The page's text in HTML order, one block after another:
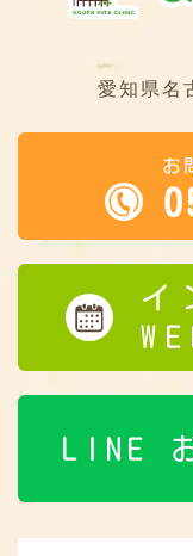
愛知県名
お
イ
LINE